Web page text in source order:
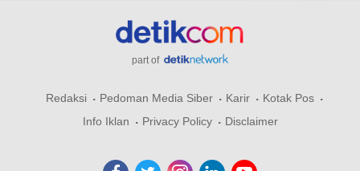
part of
Redaksi Pedoman Media Siber Karir
Kotak Pos
Info Iklan
Privacy Policy Disclaimer